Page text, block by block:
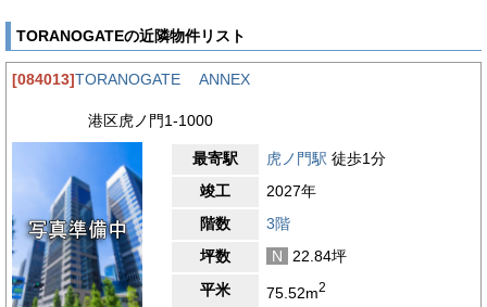
TORANOGATEの近隣物件リスト
[084013]TORANOGATE ANNEX
港区虎ノ門1-1000
最寄駅 虎ノ門駅 徒歩1分
竣工
2027年
階数
3階
坪数
N
22.84坪
平米
75.52m2